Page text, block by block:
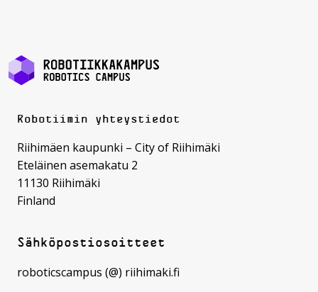
Robotiimin yhteystiedot
Riihimäen kaupunki – City of Riihimäki
Eteläinen asemakatu 2
11130 Riihimäki
Finland
Sähköpostiosoitteet
roboticscampus (@) riihimaki.fi